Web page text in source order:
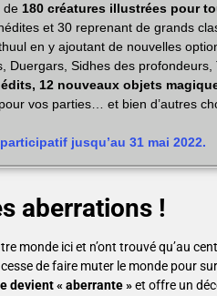
de 180 créatures illustrées pour
et 30 reprenant de grands
en y ajoutant de nouvelles
Duergars, Sidhes des profondeurs,
12 nouveaux objets
vos parties… et bien d’autres
jusqu’au 31 mai 2022.
aberrations !
monde ici et n’ont trouvé qu’au
de faire muter le monde pour
devient « aberrante »et offre un